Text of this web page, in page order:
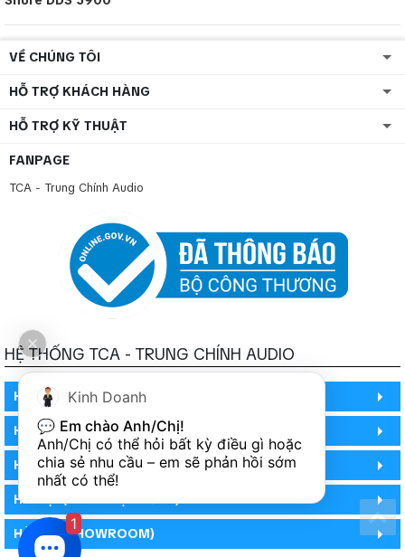
VỀ CHÚNG TÔI
HỖ TRỢ KHÁCH HÀNG
HỖ TRỢ KỸ THUẬT
FANPAGE
TCA - Trung Chính Audio
HỆ THỐNG TCA - TRUNG CHÍNH AUDIO
HỒ CHÍ MINH
HỒ CHÍ MINH
HỒ CHÍ MINH (PHÒNG BẢO HÀNH)
HÀ NỘI (DEMO HỆ THỐNG)
HÀ NỘI (SHOWROOM)
Kinh Doanh
💬 Em chào Anh/Chị!
Anh/Chị có thể hỏi bất kỳ điều gì hoặc
chia sẻ nhu cầu – em sẽ phản hồi sớm
nhất có thể!
1